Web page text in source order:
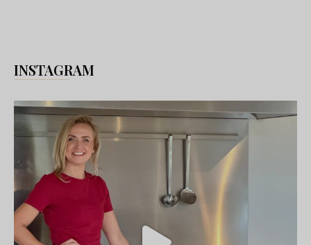
INSTAGRAM